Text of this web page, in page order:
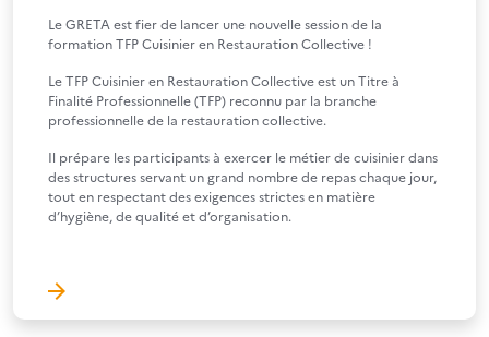
Le GRETA est fier de lancer une nouvelle session de la
formation TFP Cuisinier en Restauration Collective !
Le TFP Cuisinier en Restauration Collective est un Titre à
Finalité Professionnelle (TFP) reconnu par la branche
professionnelle de la restauration collective.
Il prépare les participants à exercer le métier de cuisinier dans
des structures servant un grand nombre de repas chaque jour,
tout en respectant des exigences strictes en matière
d’hygiène, de qualité et d’organisation.